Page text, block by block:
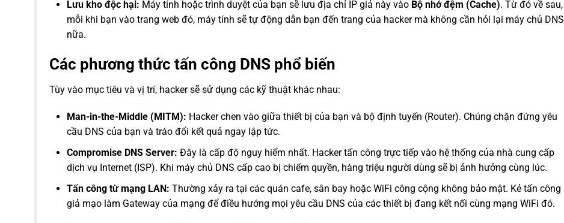
Lưu kho độc hại: Máy tính hoặc trình duyệt của bạn sẽ lưu địa chỉ IP giả này vào Bộ nhớ đệm (Cache). Từ đó về sau,
mỗi khi bạn vào trang web đó, máy tính sẽ tự động dẫn bạn đến trang của hacker mà không cần hỏi lại máy chủ DNS
nữa.
Các phương thức tấn công DNS phổ biến
Tùy vào mục tiêu và vị trí, hacker sẽ sử dụng các kỹ thuật khác nhau:
Man-in-the-Middle (MITM): Hacker chen vào giữa thiết bị của bạn và bộ định tuyến (Router). Chúng chặn đứng yêu
cầu DNS của bạn và tráo đổi kết quả ngay lập tức.
Compromise DNS Server: Đây là cấp độ nguy hiểm nhất. Hacker tấn công trực tiếp vào hệ thống của nhà cung cấp
dịch vụ Internet (ISP). Khi máy chủ DNS cấp cao bị chiếm quyền, hàng triệu người dùng sẽ bị ảnh hưởng cùng lúc.
Tấn công từ mạng LAN: Thường xảy ra tại các quán cafe, sân bay hoặc WiFi công cộng không bảo mật. Kẻ tấn công
giả mạo làm Gateway của mạng để điều hướng mọi yêu cầu DNS của các thiết bị đang kết nối cùng mạng WiFi đó.